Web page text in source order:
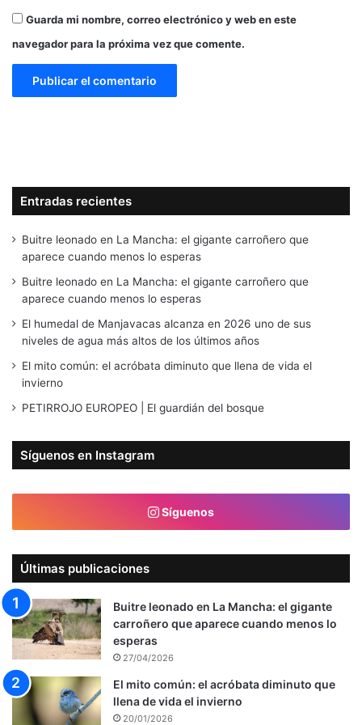
Guarda mi nombre, correo electrónico y web en este
navegador para la próxima vez que comente.
Entradas recientes
Buitre leonado en La Mancha: el gigante carroñero que
aparece cuando menos lo esperas
Buitre leonado en La Mancha: el gigante carroñero que
aparece cuando menos lo esperas
El humedal de Manjavacas alcanza en 2026 uno de sus
niveles de agua más altos de los últimos años
El mito común: el acróbata diminuto que llena de vida el
invierno
PETIRROJO EUROPEO | El guardián del bosque
Síguenos en Instagram
Síguenos
Últimas publicaciones
Buitre leonado en La Mancha: el gigante
carroñero que aparece cuando menos lo
esperas
27/04/2026
El mito común: el acróbata diminuto que
llena de vida el invierno
20/01/2026